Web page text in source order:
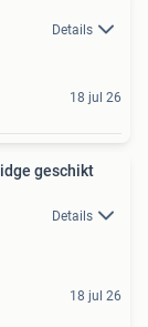
Details
18 jul 26
geschikt
Details
18 jul 26